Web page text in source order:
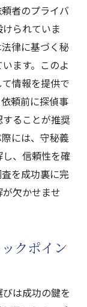
者のプライバ
られていま
律に基づく秘
ます。このよ
情報を提供で
頼前に探偵事
ることが推奨
には、守秘義
、信頼性を確
を成功裏に完
欠かせませ
クポイン
は成功の鍵を